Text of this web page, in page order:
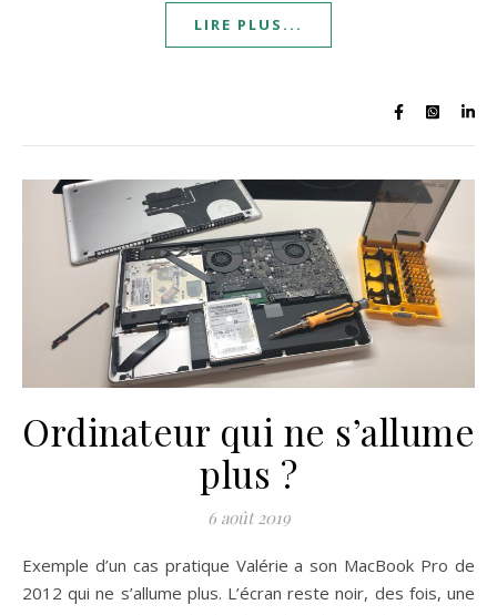
LIRE PLUS...
Ordinateur qui ne s’allume
plus ?
6 août 2019
Exemple d’un cas pratique Valérie a son MacBook Pro de
2012 qui ne s’allume plus. L’écran reste noir, des fois, une